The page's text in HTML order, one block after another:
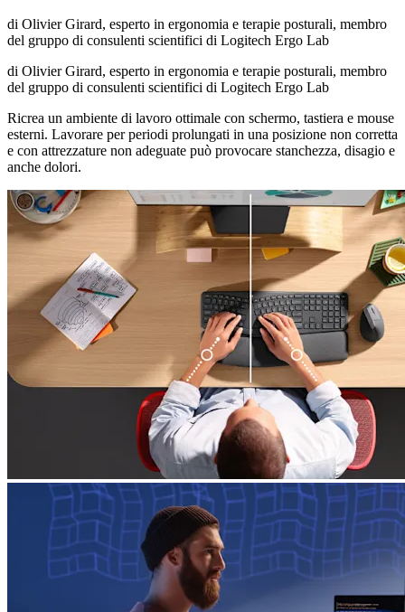
di Olivier Girard, esperto in ergonomia e terapie posturali, membro
del gruppo di consulenti scientifici di Logitech Ergo Lab
di Olivier Girard, esperto in ergonomia e terapie posturali, membro
del gruppo di consulenti scientifici di Logitech Ergo Lab
Ricrea un ambiente di lavoro ottimale con schermo, tastiera e mouse
esterni. Lavorare per periodi prolungati in una posizione non corretta
e con attrezzature non adeguate può provocare stanchezza, disagio e
anche dolori.